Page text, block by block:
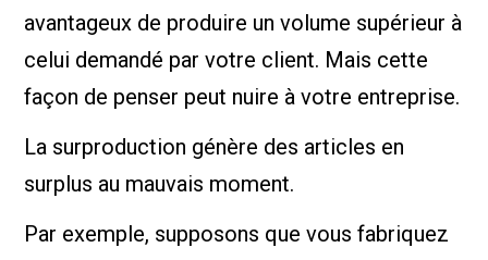
avantageux de produire un volume supérieur à
celui demandé par votre client. Mais cette
façon de penser peut nuire à votre entreprise.
La surproduction génère des articles en
surplus au mauvais moment.
Par exemple, supposons que vous fabriquez